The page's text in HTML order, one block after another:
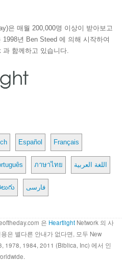
은 매월 200,000명 이상이 받아보고
년 Ben Steed 에 의해 시작하여
과 함께하고 있습니다.
Español Français
ภาษาไทย اللغة العربية
فارسی
은 Heartlight Network 의 사
은 별다른 안내가 없다면, 모두 New
1978, 1984, 2011 (Biblica, Inc) 에서 인